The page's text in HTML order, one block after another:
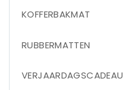
KOFFERBAKMAT
RUBBERMATTEN
VERJAARDAGSCADEAU